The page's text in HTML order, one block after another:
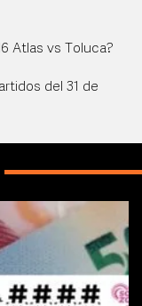
Atlas vs Toluca?
del 31 de